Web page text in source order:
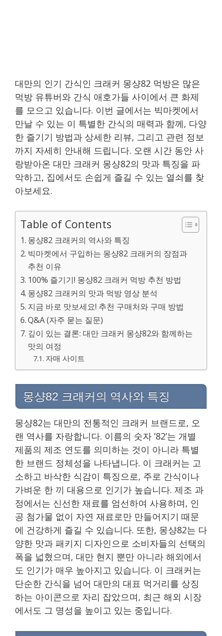
대만의 인기 간식인 크래커 몽샹82 먹방은 많은
먹방 유튜버와 간식 애호가들 사이에서 큰 화제
를 모으고 있습니다. 이번 글에서는 빅마켓에서
만날 수 있는 이 특별한 간식의 매력과 함께, 다양
한 즐기기 방법과 상세한 리뷰, 그리고 관련 정보
까지 자세히 안내해 드립니다. 오랜 시간 동안 사
랑받아온 대만 크래커 몽샹82의 맛과 특징을 파
악하고, 집에서도 손쉽게 즐길 수 있는 열쇠를 찾
아보세요.
Table of Contents
몽샹82 크래커의 역사와 특징
빅마켓에서 구입하는 몽샹82 크래커의 장점과
추천 이유
100% 즐기기! 몽샹82 크래커 먹방 추천 방법
몽샹82 크래커의 맛과 먹방 영상 분석
지금 바로 맛보세요! 추천 구매처와 구매 방법
Q&A (자주 묻는 질문)
깊이 있는 결론: 대만 크래커 몽샹82와 함께하는
맛의 여정
자매 사이트
몽샹82 크래커의 역사와 특징
몽샹82는 대만의 전통적인 크래커 브랜드로, 오
랜 역사를 자랑합니다. 이름의 숫자 ’82’는 개별
제품의 제조 연도를 의미하는 것이 아니라 특별
한 브랜드 정체성을 나타냅니다. 이 크래커는 고
소하고 바삭한 식감이 특징으로, 주로 간식이나
가벼운 한 끼 대용으로 인기가 높습니다. 제조 과
정에서는 신선한 재료를 엄선하여 사용하며, 인
공 첨가물 없이 자연 재료로만 만들어지기 때문
에 건강하게 즐길 수 있습니다. 또한, 몽샹82는 다
양한 맛과 패키지 디자인으로 소비자들의 선택의
폭을 넓혔으며, 대만 현지 뿐만 아니라 해외에서
도 인기가 매우 높아지고 있습니다. 이 크래커는
단순한 간식을 넘어 대만의 대표 먹거리를 상징
하는 아이콘으로 자리 잡았으며, 최근 해외 시장
에서도 그 명성을 높이고 있는 중입니다.